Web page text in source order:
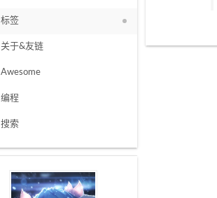
标签
关于&友链
Awesome
编程
搜索